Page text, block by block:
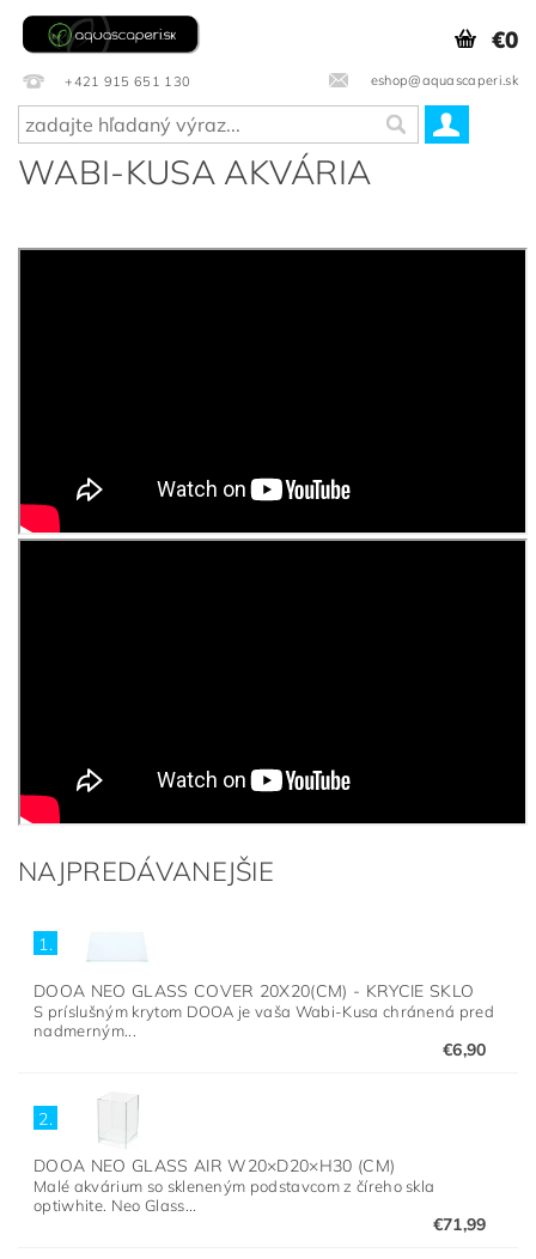
+421 915 651 130 eshop@aquascaperi.sk
€0
WABI-KUSA AKVÁRIA
NAJPREDÁVANEJŠIE
1.
DOOA NEO GLASS COVER 20X20(CM) - KRYCIE SKLO
S príslušným krytom DOOA je vaša Wabi-Kusa chránená pred
nadmerným...
€6,90
2.
DOOA NEO GLASS AIR W20×D20×H30 (CM)
Malé akvárium so skleneným podstavcom z číreho skla
optiwhite. Neo Glass...
€71,99